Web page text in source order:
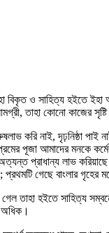
ও সাহিত্য হইতে ইহা
তাহা কোনো কাজের
নাই, দৃঢ়নিষ্ঠা পাই
পূজা আমাদের মনকে
প্রাধান্য লাভ
গেছে বাংলার
তাহা হইতে সাহিত্য